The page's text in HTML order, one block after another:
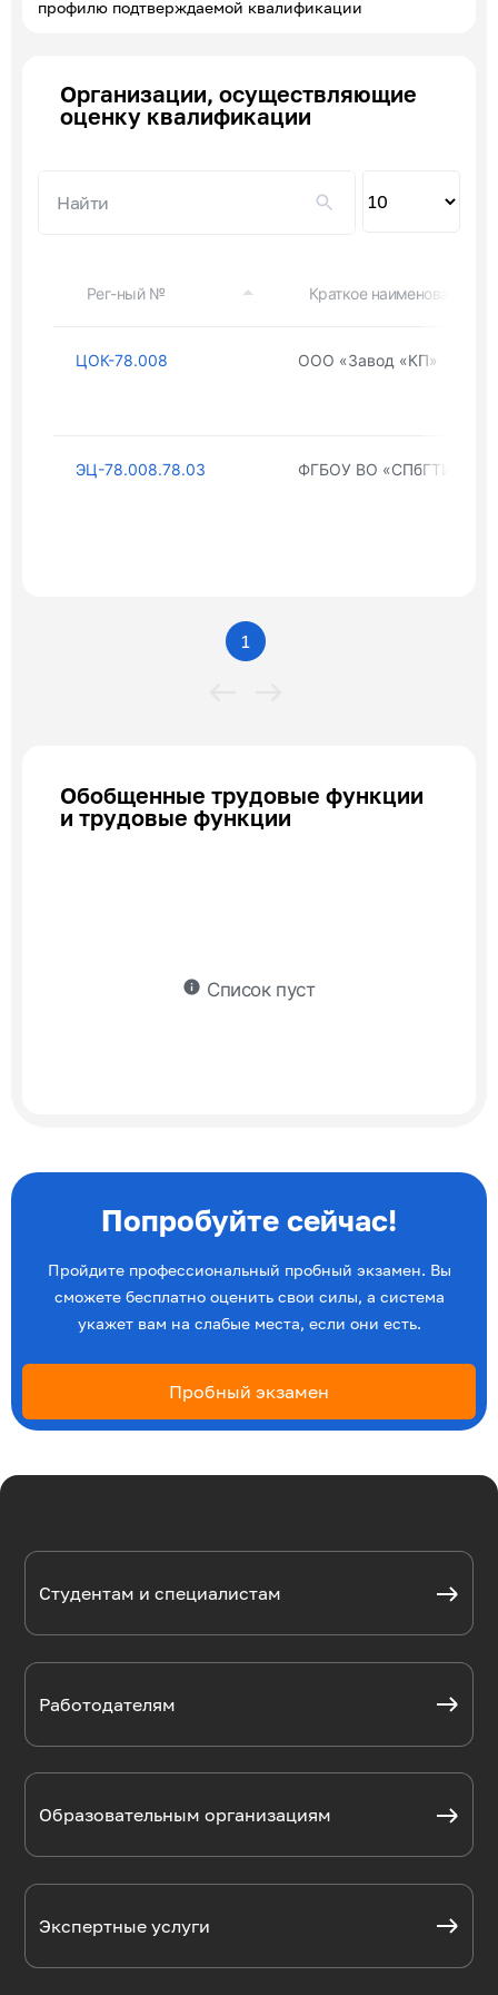
профилю подтверждаемой квалификации
Организации, осуществляющие
оценку квалификации
Рег-ный № Краткое наименование
ЦОК-78.008 ООО «Завод «КП»
ЭЦ-78.008.78.03 ФГБОУ ВО «СПбГТИ(ТУ)»
1
Обобщенные трудовые функции
и трудовые функции
info Список пуст
Попробуйте сейчас!
Пройдите профессиональный пробный экзамен. Вы
сможете бесплатно оценить свои силы, а система
укажет вам на слабые места, если они есть.
Пробный экзамен
Студентам и специалистам
Работодателям
Образовательным организациям
Экспертные услуги